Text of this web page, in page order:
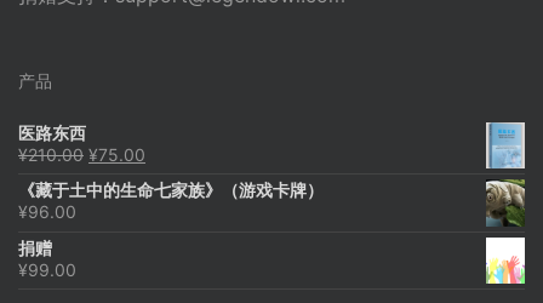
产品
医路东西
¥210.00 原
为：
¥75.00
价
《藏于土中的生命七家族》（游戏卡牌）
¥96.00
捐赠
¥99.00